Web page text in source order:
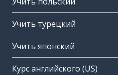
Учить турецкий
Учить японский
Курс английского (US)